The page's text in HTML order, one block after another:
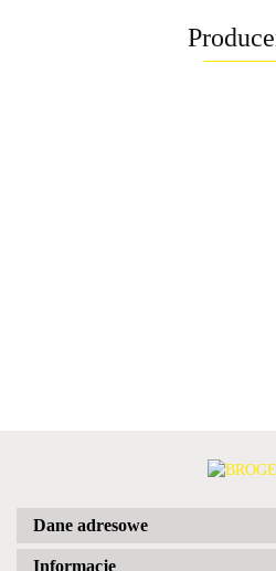
Dane adresowe
Informacje